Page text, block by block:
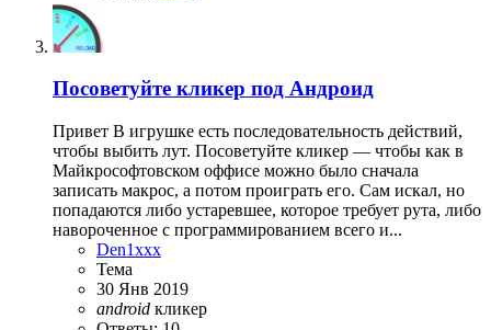
Посоветуйте кликер под Андроид
Привет В игрушке есть последовательность действий,
чтобы выбить лут. Посоветуйте кликер — чтобы как в
Майкрософтовском оффисе можно было сначала
записать макрос, а потом проиграть его. Сам искал, но
попадаются либо устаревшее, которое требует рута, либо
навороченное с программированием всего и...
Den1xxx
Тема
30 Янв 2019
android кликер